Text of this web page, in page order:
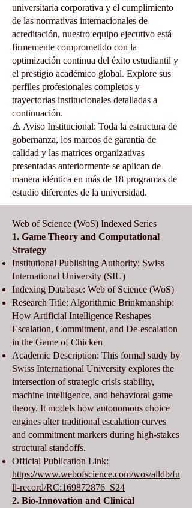
universitaria corporativa y el cumplimiento
de las normativas internacionales de
acreditación, nuestro equipo ejecutivo está
firmemente comprometido con la
optimización continua del éxito estudiantil y
el prestigio académico global. Explore sus
perfiles profesionales completos y
trayectorias institucionales detalladas a
continuación.
⚠️ Aviso Institucional: Toda la estructura de
gobernanza, los marcos de garantía de
calidad y las matrices organizativas
presentadas anteriormente se aplican de
manera idéntica en más de 18 programas de
estudio diferentes de la universidad.
Web of Science (WoS) Indexed Series
1. Game Theory and Computational
Strategy
Institutional Publishing Authority: Swiss
International University (SIU)
Indexing Database: Web of Science (WoS)
Research Title: Algorithmic Brinkmanship:
How Artificial Intelligence Reshapes
Escalation, Commitment, and De-escalation
in the Game of Chicken
Academic Description: This formal study by
Swiss International University explores the
intersection of strategic crisis stability,
machine intelligence, and behavioral game
theory. It models how autonomous choice
engines alter traditional escalation curves
and commitment markers during high-stakes
structural standoffs.
Official Publication Link:
https://www.webofscience.com/wos/alldb/fu
ll-record/RC:169872876_S24
2. Bio-Innovation and Clinical